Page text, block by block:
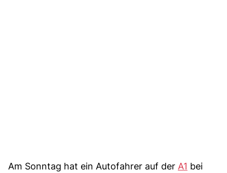
Am Sonntag hat ein Autofahrer auf der A1 bei